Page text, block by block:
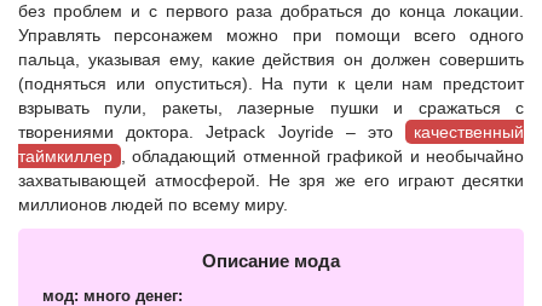
без проблем и с первого раза добраться до конца локации.
Управлять персонажем можно при помощи всего одного
пальца, указывая ему, какие действия он должен совершить
(подняться или опуститься). На пути к цели нам предстоит
взрывать пули, ракеты, лазерные пушки и сражаться с
творениями доктора. Jetpack Joyride – это
качественный
таймкиллер , обладающий отменной графикой и необычайно
захватывающей атмосферой. Не зря же его играют десятки
миллионов людей по всему миру.
Описание мода
мод: много денег: